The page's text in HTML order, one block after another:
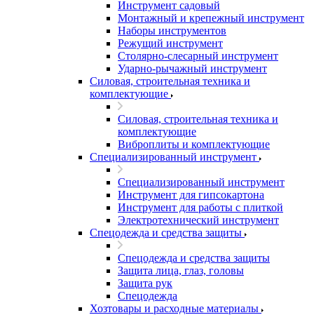
Инструмент садовый
Монтажный и крепежный инструмент
Наборы инструментов
Режущий инструмент
Столярно-слесарный инструмент
Ударно-рычажный инструмент
Силовая, строительная техника и
комплектующие
Силовая, строительная техника и
комплектующие
Виброплиты и комплектующие
Специализированный инструмент
Специализированный инструмент
Инструмент для гипсокартона
Инструмент для работы с плиткой
Электротехнический инструмент
Спецодежда и средства защиты
Спецодежда и средства защиты
Защита лица, глаз, головы
Защита рук
Спецодежда
Хозтовары и расходные материалы